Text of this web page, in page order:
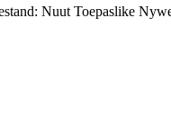
Nuut Toepaslike